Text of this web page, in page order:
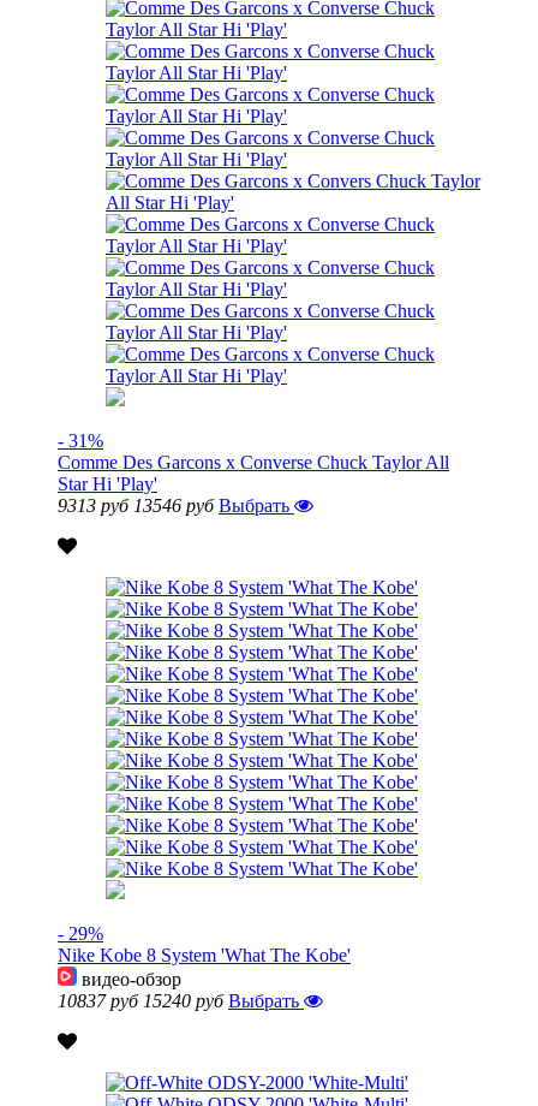
- 31%
Comme Des Garcons x Converse Chuck Taylor All
Star Hi 'Play'
9313 руб 13546 руб Выбрать
- 29%
Nike Kobe 8 System 'What The Kobe'
видео-обзор
10837 руб 15240 руб Выбрать